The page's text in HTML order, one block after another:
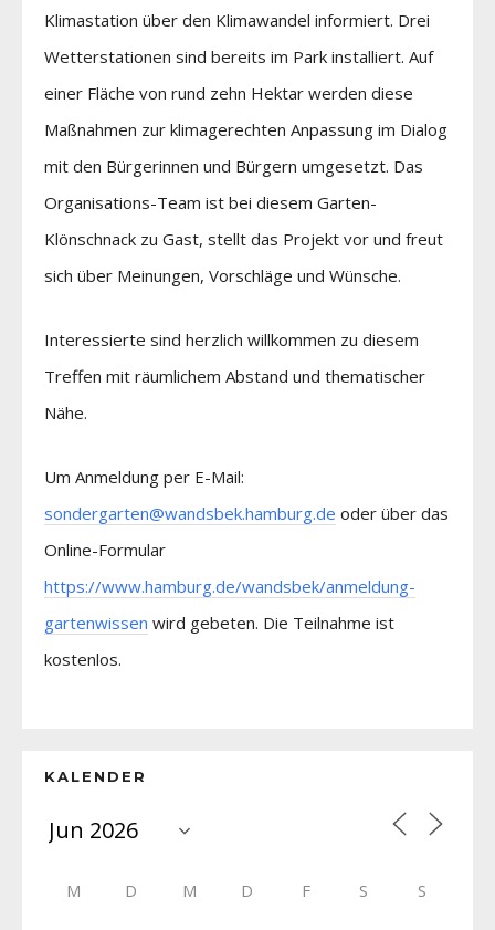
Klimastation über den Klimawandel informiert. Drei
Wetterstationen sind bereits im Park installiert. Auf
einer Fläche von rund zehn Hektar werden diese
Maßnahmen zur klimagerechten Anpassung im Dialog
mit den Bürgerinnen und Bürgern umgesetzt. Das
Organisations-Team ist bei diesem Garten-
Klönschnack zu Gast, stellt das Projekt vor und freut
sich über Meinungen, Vorschläge und Wünsche.
Interessierte sind herzlich willkommen zu diesem
Treffen mit räumlichem Abstand und thematischer
Nähe.
Um Anmeldung per E-Mail:
sondergarten@wandsbek.hamburg.de oder über das
Online-Formular
https://www.hamburg.de/wandsbek/anmeldung-
gartenwissen wird gebeten. Die Teilnahme ist
kostenlos.
KALENDER
M D M D F S S